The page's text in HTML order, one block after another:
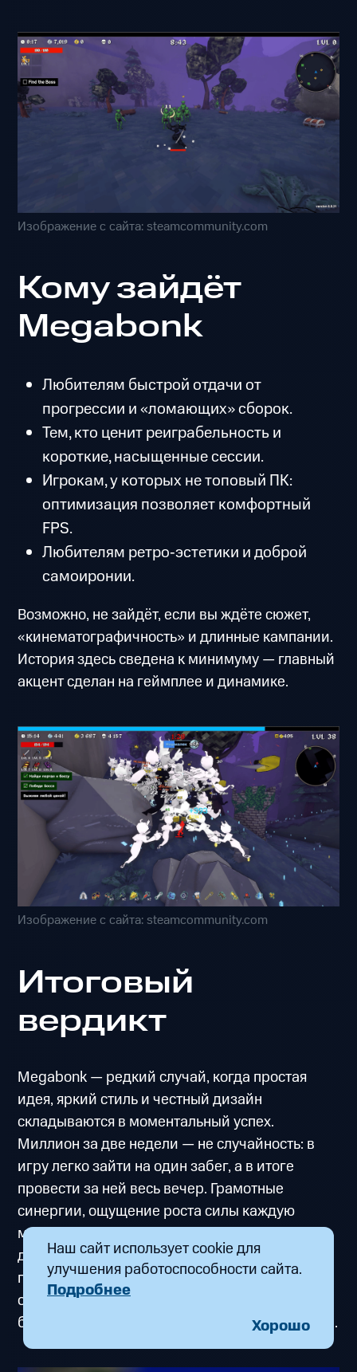
Изображение с сайта: steamcommunity.com
Кому зайдёт
Megabonk
Любителям быстрой отдачи от
прогрессии и «ломающих» сборок.
Тем, кто ценит реиграбельность и
короткие, насыщенные сессии.
Игрокам, у которых не топовый ПК:
оптимизация позволяет комфортный
FPS.
Любителям ретро‑эстетики и доброй
самоиронии.
Возможно, не зайдёт, если вы ждёте сюжет,
«кинематографичность» и длинные кампании.
История здесь сведена к минимуму — главный
акцент сделан на геймплее и динамике.
Изображение с сайта: steamcommunity.com
Итоговый
вердикт
Megabonk — редкий случай, когда простая
идея, яркий стиль и честный дизайн
складываются в моментальный успех.
Миллион за две недели — не случайность: в
игру легко зайти на один забег, а в итоге
провести за ней весь вечер. Грамотные
синергии, ощущение роста силы каждую
минуту и лёгкая, но выразительная картинка
делают Megabonk обязательным пунктом для
поклонников action‑roguelike. Рекомендуем,
особенно если любите собирать «ломающие»
билды и цените короткие, насыщенные сессии.
Наш сайт использует cookie для
улучшения работоспособности сайта.
Подробнее
Хорошо